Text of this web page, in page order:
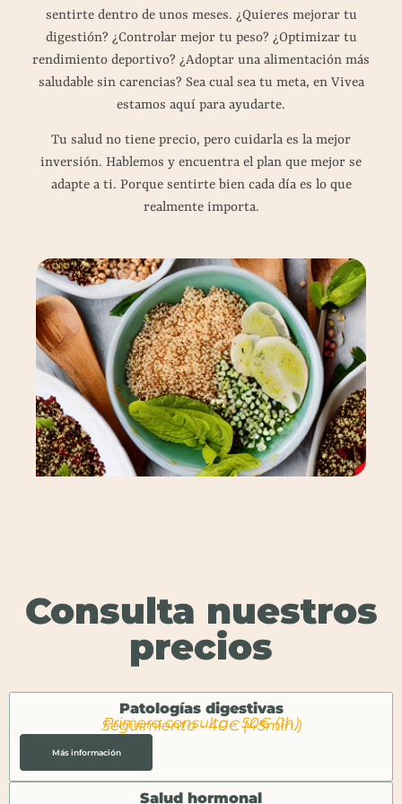
sentirte dentro de unos meses. ¿Quieres mejorar tu
digestión? ¿Controlar mejor tu peso? ¿Optimizar tu
rendimiento deportivo? ¿Adoptar una alimentación más
saludable sin carencias? Sea cual sea tu meta, en Vivea
estamos aquí para ayudarte.
Tu salud no tiene precio, pero cuidarla es la mejor
inversión. Hablemos y encuentra el plan que mejor se
adapte a ti. Porque sentirte bien cada día es lo que
realmente importa.
Consulta nuestros
precios
Patologías digestivas
Primera consulta - 50€ (1h)
Seguimiento - 40€ (45min.)
Más información
Salud hormonal